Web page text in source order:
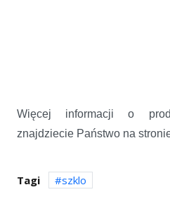
Więcej informacji o
znajdziecie Państwo na
Tagi szklo